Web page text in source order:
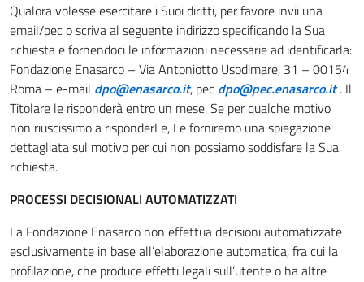
Qualora volesse esercitare i Suoi diritti, per favore invii una
email/pec o scriva al seguente indirizzo specificando la Sua
richiesta e fornendoci le informazioni necessarie ad identificarla:
Fondazione Enasarco – Via Antoniotto Usodimare, 31 – 00154
Roma – e-mail dpo@enasarco.it, pec dpo@pec.enasarco.it. Il
Titolare le risponderà entro un mese. Se per qualche motivo
non riuscissimo a risponderLe, Le forniremo una spiegazione
dettagliata sul motivo per cui non possiamo soddisfare la Sua
richiesta.
PROCESSI DECISIONALI AUTOMATIZZATI
La Fondazione Enasarco non effettua decisioni automatizzate
esclusivamente in base all’elaborazione automatica, fra cui la
profilazione, che produce effetti legali sull’utente o ha altre